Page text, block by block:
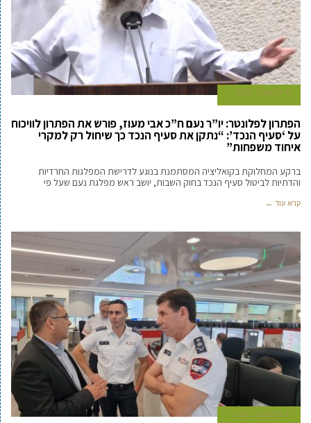
4 בדצמבר 2022
הפתרון לפלונטר: יו”ר נעם ח”כ אבי מעוז, פורש את הפתרון לוויכוח
על ‘סעיף הנכד’: “נתקן את סעיף הנכד כך שיחול רק למקרי
איחוד משפחות”
ברקע המחלוקת בקואליציה המסתמנת בנוגע לדרישת המפלגות החרדיות
והדתיות לביטול סעיף הנכד בחוק השבות, יושב ראש מפלגת נעם שעל פי
קרא עוד ←
4 בדצמבר 2022